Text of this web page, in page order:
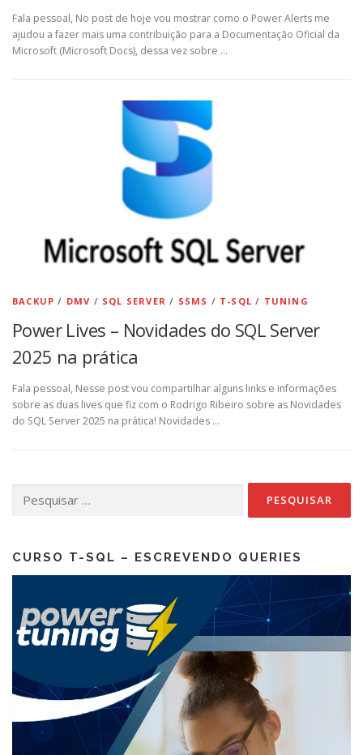
Fala pessoal, No post de hoje vou mostrar como o Power Alerts me
ajudou a fazer mais uma contribuição para a Documentação Oficial da
Microsoft (Microsoft Docs), dessa vez sobre …
BACKUP / DMV / SQL SERVER / SSMS / T-SQL / TUNING
Power Lives – Novidades do SQL Server
2025 na prática
Fala pessoal, Nesse post vou compartilhar alguns links e informações
sobre as duas lives que fiz com o Rodrigo Ribeiro sobre as Novidades
do SQL Server 2025 na prática! Novidades …
por:
CURSO T-SQL – ESCREVENDO QUERIES